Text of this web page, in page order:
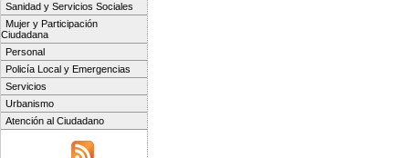
Sanidad y Servicios Sociales
Mujer y Participación
Ciudadana
Personal
Policía Local y Emergencias
Servicios
Urbanismo
Atención al Ciudadano